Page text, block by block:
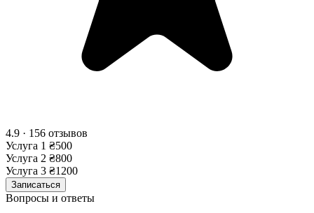
4.9 · 156 отзывов
Услуга 1 ₴500
Услуга 2 ₴800
Услуга 3 ₴1200
Записаться
Вопросы и ответы